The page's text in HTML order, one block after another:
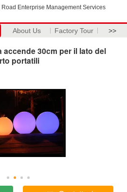
Road Enterprise Management Services
About Us Factory Tour >>
accende 30cm per il lato del
portatili